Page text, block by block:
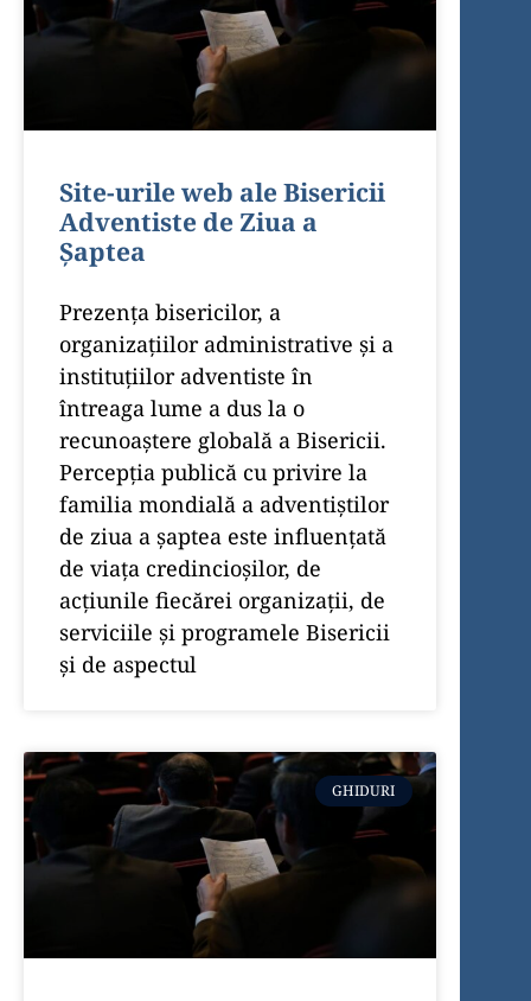
Site-urile web ale Bisericii
Adventiste de Ziua a
Șaptea
Prezența bisericilor, a
organizațiilor administrative și a
instituțiilor adventiste în
întreaga lume a dus la o
recunoaștere globală a Bisericii.
Percepția publică cu privire la
familia mondială a adventiștilor
de ziua a șaptea este influențată
de viața credincioșilor, de
acțiunile fiecărei organizații, de
serviciile și programele Bisericii
și de aspectul
GHIDURI